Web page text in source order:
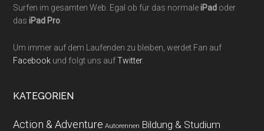
Surfen im gesamten Web. Egal ob für das normaleiPad oder
dasiPad Pro
Um immer auf dem Laufenden zu bleiben, werdet Fan auf
Facebook und folgt uns aufTwitter.
KATEGORIEN
Action & Adventure Autorennen Bildung & Studium